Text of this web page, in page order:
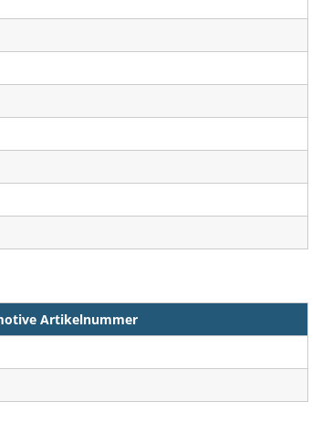
Artikelnummer